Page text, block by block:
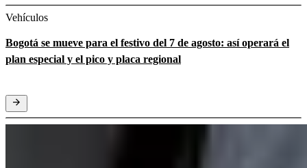
Vehículos
Bogotá se mueve para el festivo del 7 de agosto: así operará el
plan especial y el pico y placa regional